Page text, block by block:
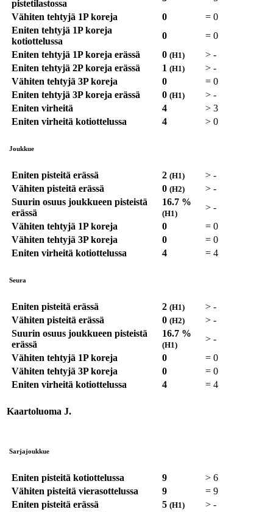
pistetilastossa
Vähiten tehtyjä 1P koreja
0 = 0
Eniten tehtyjä 1P koreja
kotiottelussa
0 = 0
Eniten tehtyjä 1P koreja erässä
0 (H1) > -
Eniten tehtyjä 2P koreja erässä
1 (H1) > -
Vähiten tehtyjä 3P koreja
0 = 0
Eniten tehtyjä 3P koreja erässä
0 (H1) > -
Eniten virheitä
4 > 3
Eniten virheitä kotiottelussa
4 > 0
Joukkue
Eniten pisteitä erässä 2 (H1) > -
Vähiten pisteitä erässä
0 (H2) > -
Suurin osuus joukkueen pisteistä
erässä
16.7 %
(H1)
> -
Vähiten tehtyjä 1P koreja
0 = 0
Vähiten tehtyjä 3P koreja
0 = 0
Eniten virheitä kotiottelussa
4 = 4
Seura
Eniten pisteitä erässä 2 (H1) > -
Vähiten pisteitä erässä
0 (H2) > -
Suurin osuus joukkueen pisteistä
erässä
16.7 %
(H1)
> -
Vähiten tehtyjä 1P koreja
0 = 0
Vähiten tehtyjä 3P koreja
0 = 0
Eniten virheitä kotiottelussa
4 = 4
Kaartoluoma J.
Sarjajoukkue
Eniten pisteitä kotiottelussa 9 > 6
Vähiten pisteitä vierasottelussa
9 = 9
Eniten pisteitä erässä
5 (H1) > -